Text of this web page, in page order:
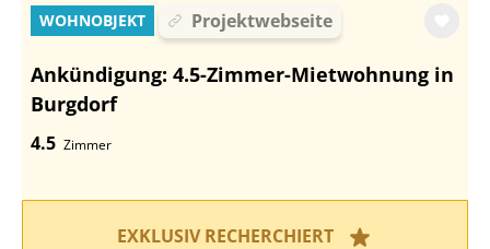
WOHNOBJEKT Projektwebseite
Ankündigung: 4.5-Zimmer-Mietwohnung in
Burgdorf
4.5 Zimmer
EXKLUSIV RECHERCHIERT